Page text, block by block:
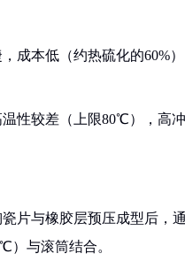
成本低（约热硫化的60%
性较差（上限80℃），高
片与橡胶层预压成型后，
）与滚筒结合。